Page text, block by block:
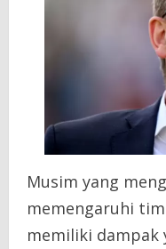
Musim yang
memengaruhi
memiliki dampak